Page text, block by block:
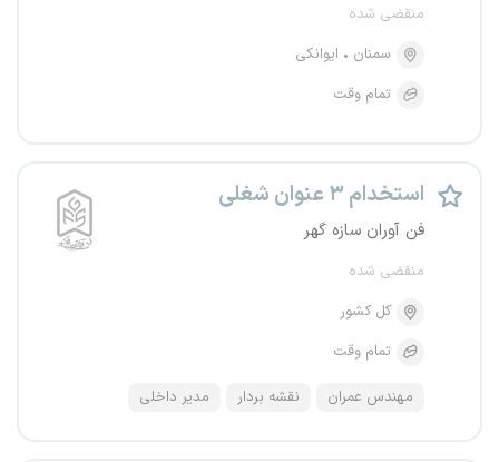
منقضی شده
سمنان
ایوانکی
تمام وقت
استخدام ۳ عنوان شغلی
فن آوران سازه گهر
منقضی شده
کل کشور
تمام وقت
مهندس عمران نقشه بردار مدیر داخلی